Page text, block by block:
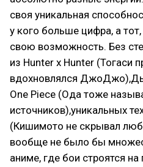
своя уникальная
у кого больше цифра, а
свою возможность. Без
из Hunter x Hunter (Тогаси
вдохновлялся
One Piece (Ода тоже
источников),уникальных
(Кишимото не скрывал
вообще не было бы
аниме, где бои строятся на